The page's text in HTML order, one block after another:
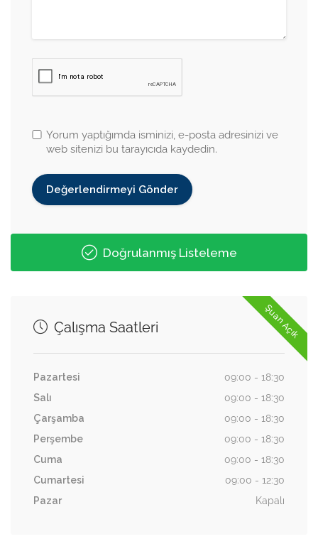
Yorum yaptığımda isminizi, e-posta adresinizi ve
web sitenizi bu tarayıcıda kaydedin.
Doğrulanmış Listeleme
Şuan Açık
Çalışma Saatleri
Pazartesi
09:00 - 18:30
Salı
09:00 - 18:30
Çarşamba
09:00 - 18:30
Perşembe
09:00 - 18:30
Cuma
09:00 - 18:30
Cumartesi
09:00 - 12:30
Pazar
Kapalı